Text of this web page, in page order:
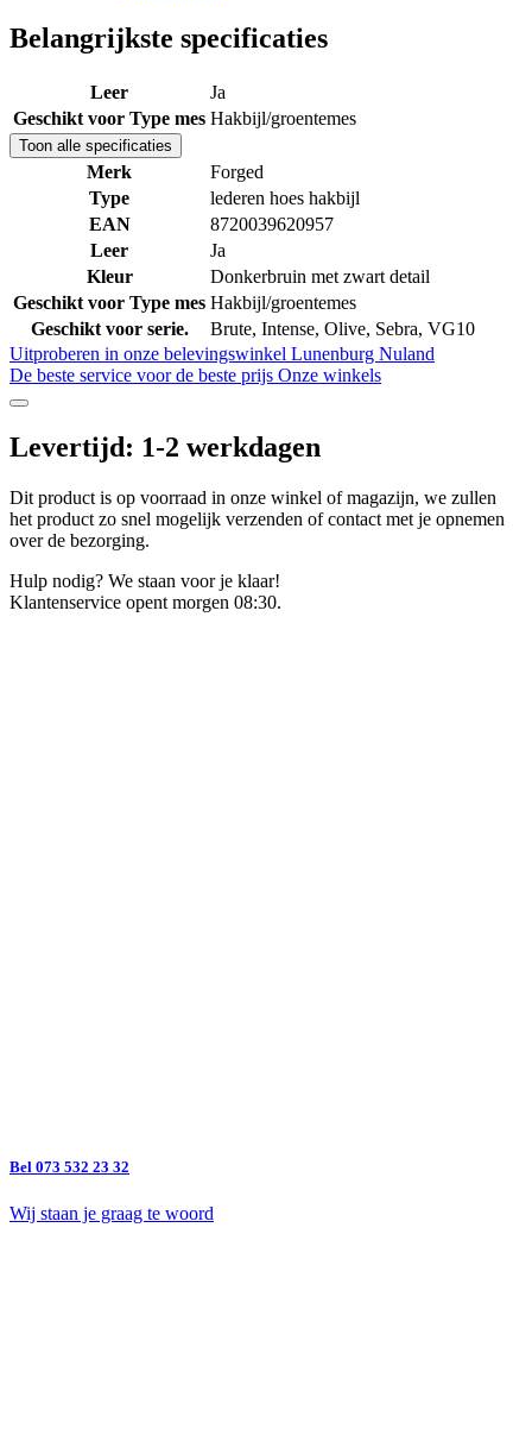
Belangrijkste specificaties
Leer
Ja
Geschikt voor Type mes Hakbijl/groentemes
Toon alle specificaties
Merk
Forged
Type
lederen hoes hakbijl
EAN
8720039620957
Leer
Ja
Kleur
Donkerbruin met zwart detail
Geschikt voor Type mes Hakbijl/groentemes
Geschikt voor serie.
Brute, Intense, Olive, Sebra, VG10
Uitproberen in onze belevingswinkel Lunenburg Nuland
De beste service voor de beste prijs Onze winkels
Levertijd: 1-2 werkdagen
Dit product is op voorraad in onze winkel of magazijn, we zullen
het product zo snel mogelijk verzenden of contact met je opnemen
over de bezorging.
Hulp nodig? We staan voor je klaar!
Klantenservice opent morgen 08:30.
Bel 073 532 23 32
Wij staan je graag te woord